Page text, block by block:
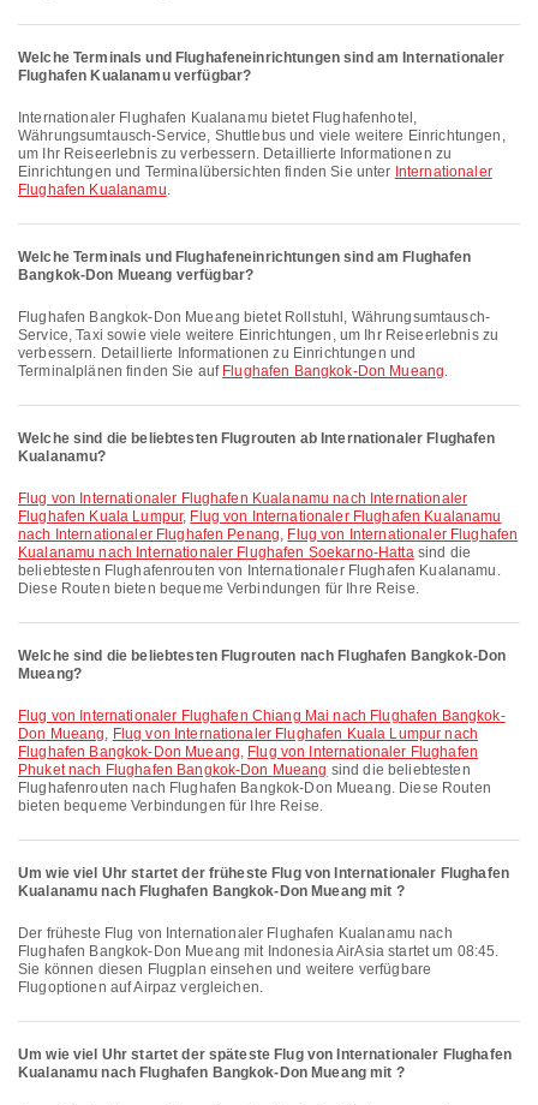
Welche Terminals und Flughafeneinrichtungen sind am Internationaler
Flughafen Kualanamu verfügbar?
Internationaler Flughafen Kualanamu bietet Flughafenhotel,
Währungsumtausch-Service, Shuttlebus und viele weitere Einrichtungen,
um Ihr Reiseerlebnis zu verbessern. Detaillierte Informationen zu
Einrichtungen und Terminalübersichten finden Sie unter Internationaler
Flughafen Kualanamu.
Welche Terminals und Flughafeneinrichtungen sind am Flughafen
Bangkok-Don Mueang verfügbar?
Flughafen Bangkok-Don Mueang bietet Rollstuhl, Währungsumtausch-
Service, Taxi sowie viele weitere Einrichtungen, um Ihr Reiseerlebnis zu
verbessern. Detaillierte Informationen zu Einrichtungen und
Terminalplänen finden Sie auf Flughafen Bangkok-Don Mueang.
Welche sind die beliebtesten Flugrouten ab Internationaler Flughafen
Kualanamu?
Flug von Internationaler Flughafen Kualanamu nach Internationaler
Flughafen Kuala Lumpur, Flug von Internationaler Flughafen Kualanamu
nach Internationaler Flughafen Penang, Flug von Internationaler Flughafen
Kualanamu nach Internationaler Flughafen Soekarno-Hattasind die
beliebtesten Flughafenrouten von Internationaler Flughafen Kualanamu.
Diese Routen bieten bequeme Verbindungen für Ihre Reise.
Welche sind die beliebtesten Flugrouten nach Flughafen Bangkok-Don
Mueang?
Flug von Internationaler Flughafen Chiang Mai nach Flughafen Bangkok-
Don Mueang, Flug von Internationaler Flughafen Kuala Lumpur nach
Flughafen Bangkok-Don Mueang, Flug von Internationaler Flughafen
Phuket nach Flughafen Bangkok-Don Mueang sind die beliebtesten
Flughafenrouten nach Flughafen Bangkok-Don Mueang. Diese Routen
bieten bequeme Verbindungen für Ihre Reise.
Um wie viel Uhr startet der früheste Flug von Internationaler Flughafen
Kualanamu nach Flughafen Bangkok-Don Mueang mit ?
Der früheste Flug von Internationaler Flughafen Kualanamu nach
Flughafen Bangkok-Don Mueang mit Indonesia AirAsia startet um 08:45.
Sie können diesen Flugplan einsehen und weitere verfügbare
Flugoptionen auf Airpaz vergleichen.
Um wie viel Uhr startet der späteste Flug von Internationaler Flughafen
Kualanamu nach Flughafen Bangkok-Don Mueang mit ?